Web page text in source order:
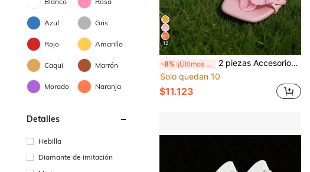
Azul Gris
Rojo Amarillo
Caqui Marrón
Morado Naranja
Detalles
Hebilla
Diamante de imitación
12
-8% ¡Últimos 3 días
2 piezas Accesorios desmontables DIY para zapatos, Decoraciones para zapatos, Albaricoque, Marrón, Azul claro, Rosa, Verde, Flor artificial con forma de iris, Hebilla de decoración de flor para zapatos de tacón alto, Elegante y de moda, Accesorios para zapatos, Albaricoque, Plata, Blanco, Rojo, Zapatos de tacón alto, Sandalias, Zapatos, Zapatos de mujer, Zapatos de novia, Zapatos de boda, Zapatos para citas, Zapatos de fiesta, Zapatos de playa, Zapatos de viaje, Ropa para exteriores, Pantuflas, Decoración de sandalias
Solo quedan 10
$11.123